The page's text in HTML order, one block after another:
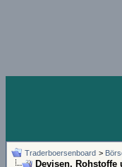
Traderboersenboard >
Devisen, Rohstoffe